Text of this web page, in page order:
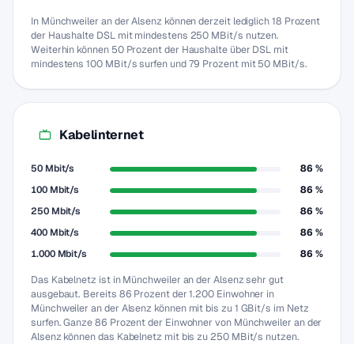
In Münchweiler an der Alsenz können derzeit lediglich 18 Prozent
der Haushalte DSL mit mindestens 250 MBit/s nutzen.
Weiterhin können 50 Prozent der Haushalte über DSL mit
mindestens 100 MBit/s surfen und 79 Prozent mit 50 MBit/s.
Kabelinternet
50 Mbit/s
86 %
100 Mbit/s
86 %
250 Mbit/s
86 %
400 Mbit/s
86 %
1.000 Mbit/s
86 %
Das Kabelnetz ist in Münchweiler an der Alsenz sehr gut
ausgebaut. Bereits 86 Prozent der 1.200 Einwohner in
Münchweiler an der Alsenz können mit bis zu 1 GBit/s im Netz
surfen. Ganze 86 Prozent der Einwohner von Münchweiler an der
Alsenz können das Kabelnetz mit bis zu 250 MBit/s nutzen.